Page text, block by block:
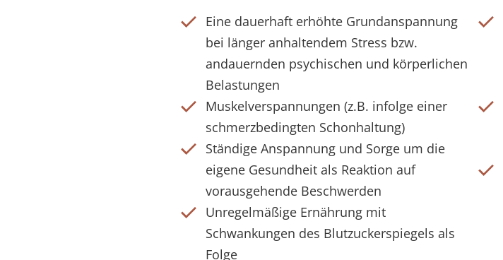
Eine dauerhaft erhöhte Grundanspannung
bei länger anhaltendem Stress bzw.
andauernden psychischen und körperlichen
Belastungen
Muskelverspannungen (z.B. infolge einer
schmerzbedingten Schonhaltung)
Ständige Anspannung und Sorge um die
eigene Gesundheit als Reaktion auf
vorausgehende Beschwerden
Unregelmäßige Ernährung mit
Schwankungen des Blutzuckerspiegels als
Folge